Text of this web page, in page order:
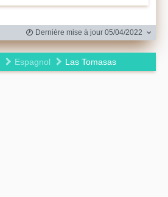
Dernière mise à jour 05/04/2022
Espagnol Las Tomasas